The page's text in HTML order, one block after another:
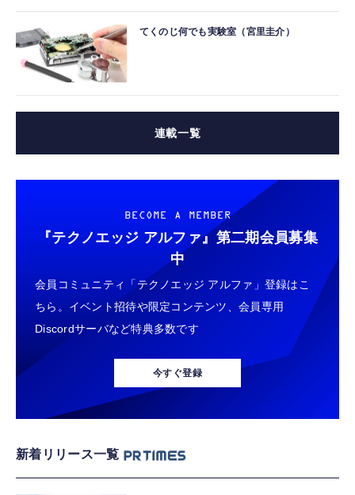
てくのじ何でも実験室（宮里圭介）
連載一覧
BECOME A MEMBER
『テクノエッジ アルファ』 第二期会員募集
中
会員コミュニティ「テクノエッジ アルファ」登録はこ
ちら。イベント招待や限定コンテンツ、会員専用
Discordサーバなど特典多数です
今すぐ登録
新着リリース一覧